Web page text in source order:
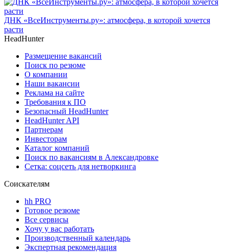
ДНК «ВсеИнструменты.ру»: атмосфера, в которой хочется
расти
HeadHunter
Размещение вакансий
Поиск по резюме
О компании
Наши вакансии
Реклама на сайте
Требования к ПО
Безопасный HeadHunter
HeadHunter API
Партнерам
Инвесторам
Каталог компаний
Поиск по вакансиям в Александровке
Сетка: соцсеть для нетворкинга
Соискателям
hh PRO
Готовое резюме
Все сервисы
Хочу у вас работать
Производственный календарь
Экспертная рекомендация